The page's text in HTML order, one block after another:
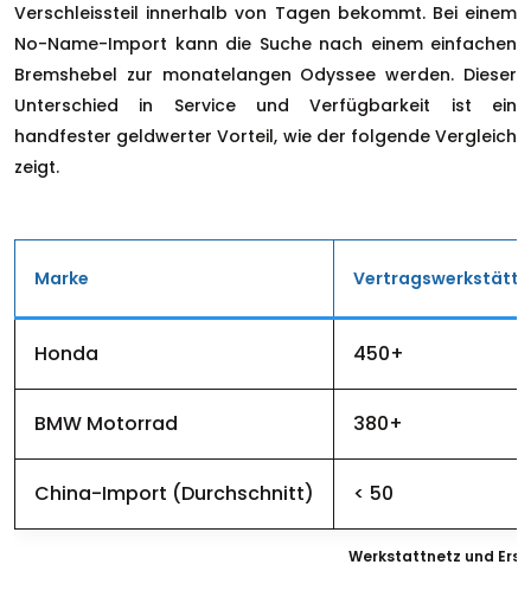
Verschleissteil innerhalb von Tagen bekommt. Bei einem
No-Name-Import kann die Suche nach einem einfachen
Bremshebel zur monatelangen Odyssee werden. Dieser
Unterschied in Service und Verfügbarkeit ist ein
handfester geldwerter Vorteil, wie der folgende Vergleich
zeigt.
Werkstattnetz und
Marke
Honda 450+
BMW Motorrad 380+
China-Import (Durchschnitt) < 50